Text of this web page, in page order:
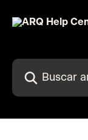
Buscar artículos...